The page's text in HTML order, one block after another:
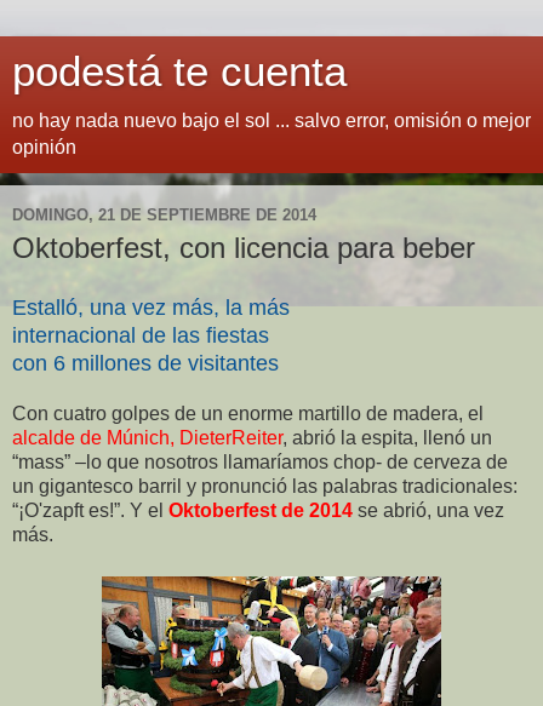
podestá te cuenta
no hay nada nuevo bajo el sol ... salvo error, omisión o mejor
opinión
DOMINGO, 21 DE SEPTIEMBRE DE 2014
Oktoberfest, con licencia para beber
Estalló, una vez más, la más
internacional de las fiestas
con 6 millones de visitantes
Con cuatro golpes de un enorme martillo de madera, el
alcalde de Múnich, DieterReiter, abrió la espita, llenó un
“mass” –lo que nosotros llamaríamos chop- de cerveza de
un gigantesco barril y pronunció las palabras tradicionales:
“¡O'zapft es!”. Y el Oktoberfest de 2014 se abrió, una vez
más.